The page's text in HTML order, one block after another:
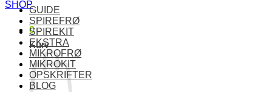
0
Kurv
GUIDE
SPIREFRØ
SPIREKIT
EKSTRA
MIKROFRØ
MIKROKIT
OPSKRIFTER
BLOG